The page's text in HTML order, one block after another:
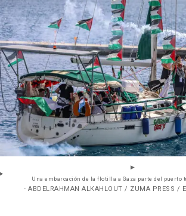
Una embarcación de la flotilla a Gaza parte del puerto
- ABDELRAHMAN ALKAHLOUT / ZUMA PRESS /